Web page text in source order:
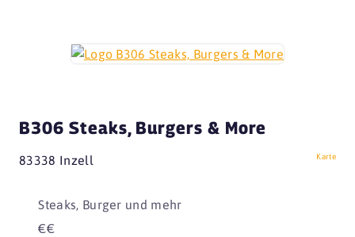
B306 Steaks, Burgers & More
83338 Inzell Karte
Steaks, Burger und mehr
€€